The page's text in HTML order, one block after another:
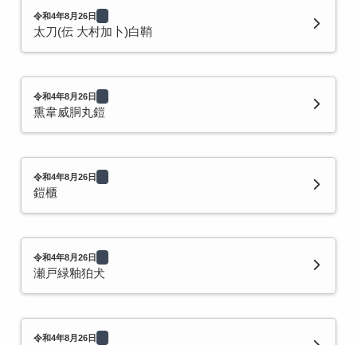
令和4年8月26日
太刀(伝 大村加卜)白鞘
令和4年8月26日
熏韋威胴丸鎧
令和4年8月26日
鎧櫃
令和4年8月26日
瀬戸緑釉狛犬
令和4年8月26日